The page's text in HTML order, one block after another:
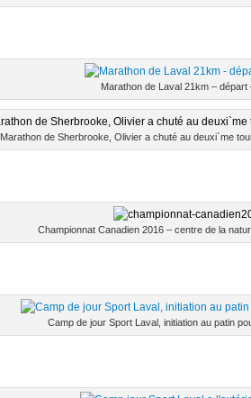
Marathon de Laval 21km – départ
Marathon de Sherbrooke, Olivier a chuté au deuxi`me
Championnat Canadien 2016 – centre de la
Camp de jour Sport Laval, initiation au patin